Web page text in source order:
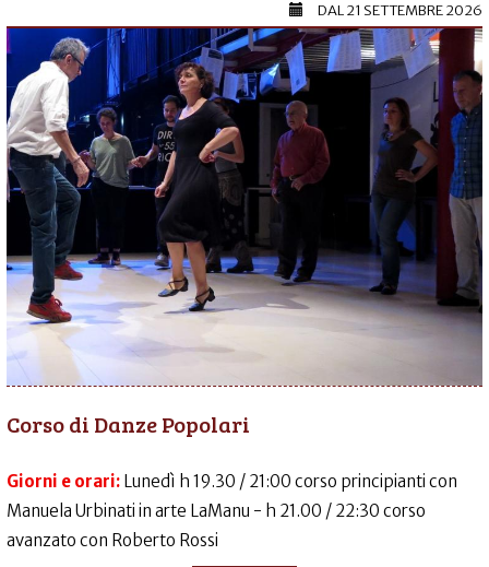
DAL21 SETTEMBRE 2026
Corso di Danze Popolari
Giorni e orari: Lunedì h 19.30 / 21:00 corso principianti con
Manuela Urbinati in arte LaManu - h 21.00 / 22:30 corso
avanzato con Roberto Rossi